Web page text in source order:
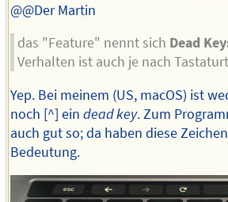
@@Der Martin
das "Feature" nennt sich Dead
Verhalten ist auch je nach
Yep. Bei meinem (US, macOS) ist
noch [^] ein dead key. Zum
auch gut so; da haben diese
Bedeutung.